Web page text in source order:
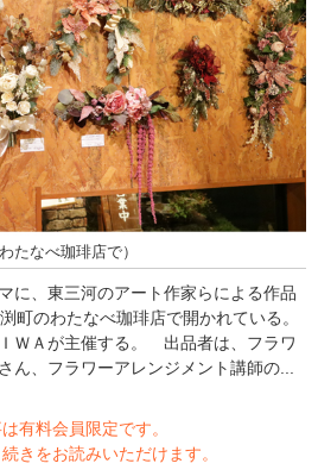
たなべ珈琲店で）
に、東三河のアート作家らによる作品
町のわたなべ珈琲店で開かれている。
ＷＡが主催する。 出品者は、フラワ
ん、フラワーアレンジメント講師の...
有料会員限定です。
きをお読みいただけます。